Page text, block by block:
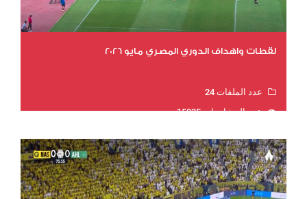
لقطات واهداف الدوري المصري مايو 2026
عدد الملفات 24
عدد المشاهدات 15835